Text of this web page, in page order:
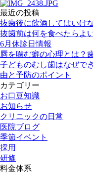
最近の投稿
抜歯後に飲酒してはいけ
抜歯前は何を食べたらよ
6月休診日情報
唇を噛む癖の心理とは？
子どものむし歯はなぜで
由と予防のポイント
カテゴリー
お口豆知識
お知らせ
クリニックの日常
医院ブログ
季節イベント
採用
研修
料金体系